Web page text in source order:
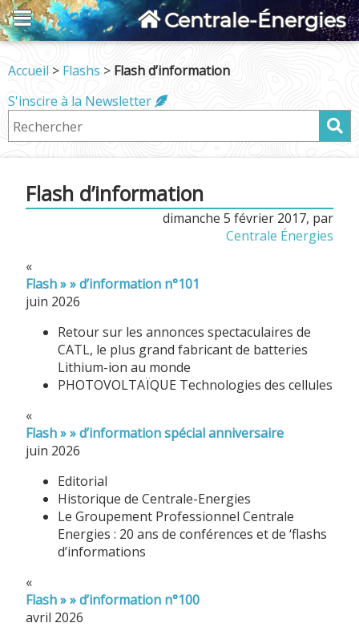
Centrale-Énergies
Accueil > Flashs > Flash d’information
S'inscire à la Newsletter
Flash d’information
dimanche 5 février 2017, par
Centrale Énergies
«
Flash » » d’information n°101
juin 2026
Retour sur les annonces spectaculaires de
CATL, le plus grand fabricant de batteries
Lithium-ion au monde
PHOTOVOLTAÏQUE Technologies des cellules
«
Flash » » d’information spécial anniversaire
juin 2026
Editorial
Historique de Centrale-Energies
Le Groupement Professionnel Centrale
Energies : 20 ans de conférences et de ‘flashs
d’informations
«
Flash » » d’information n°100
avril 2026